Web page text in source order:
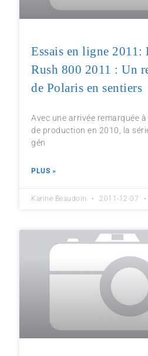
Essais en ligne
Rush 800 2011 : Un
de Polaris en sentiers
Avec une arrivée remarquée
de production en 2010, la
gén
PLUS »
Karine Beaudoin 2011-12-07